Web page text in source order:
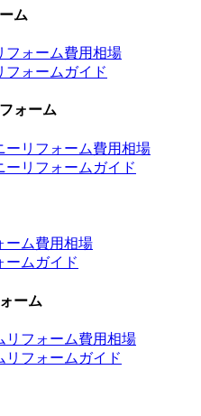
ム
フォーム費用相場
フォームガイド
ォーム
ーリフォーム費用相場
ーリフォームガイド
ーム費用相場
ームガイド
ーム
リフォーム費用相場
リフォームガイド